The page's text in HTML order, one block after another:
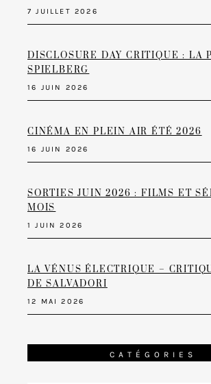
7 JUILLET 2026
DISCLOSURE DAY CRITIQUE : LA
SPIELBERG
16 JUIN 2026
CINÉMA EN PLEIN AIR ÉTÉ 2026
16 JUIN 2026
SORTIES JUIN 2026 : FILMS ET
MOIS
1 JUIN 2026
LA VÉNUS ÉLECTRIQUE –
DE SALVADORI
12 MAI 2026
CATÉGORIES